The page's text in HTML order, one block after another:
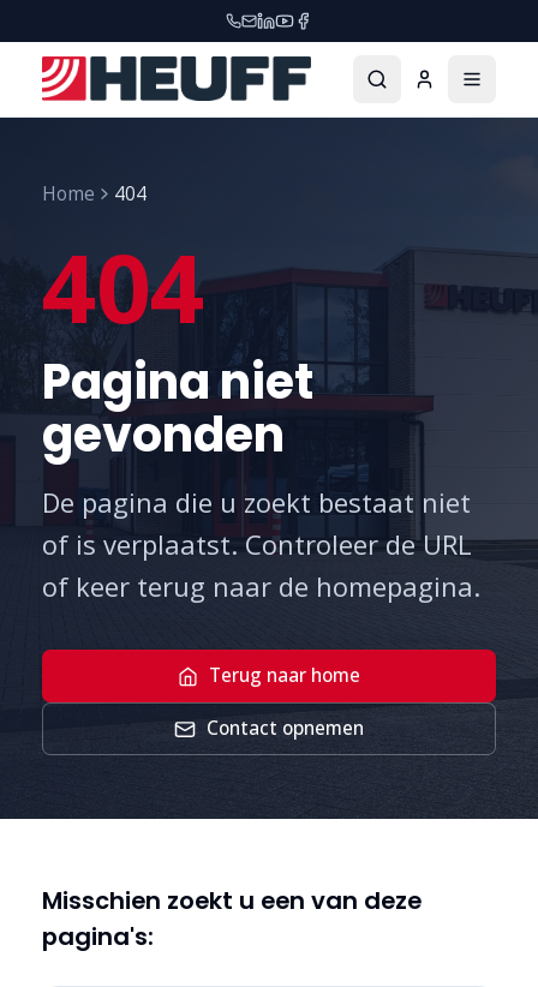
Home 404
404
Pagina niet
gevonden
De pagina die u zoekt bestaat niet
of is verplaatst. Controleer de URL
of keer terug naar de homepagina.
Terug naar home
Contact opnemen
Misschien zoekt u een van deze
pagina's: